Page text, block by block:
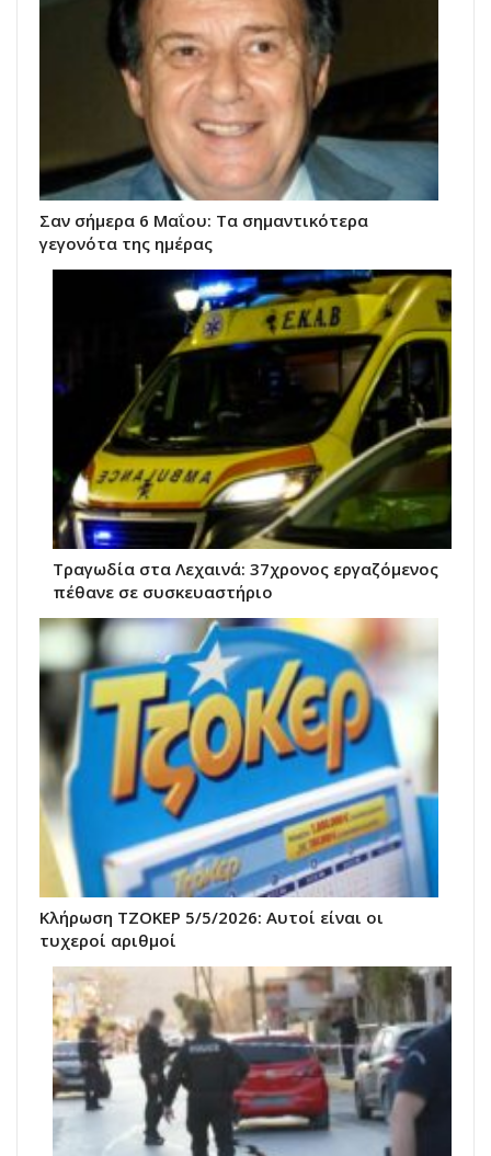
Σαν σήμερα 6 Μαΐου: Τα σημαντικότερα
γεγονότα της ημέρας
Τραγωδία στα Λεχαινά: 37χρονος εργαζόμενος
πέθανε σε συσκευαστήριο
Κλήρωση ΤΖΟΚΕΡ 5/5/2026: Αυτοί είναι οι
τυχεροί αριθμοί